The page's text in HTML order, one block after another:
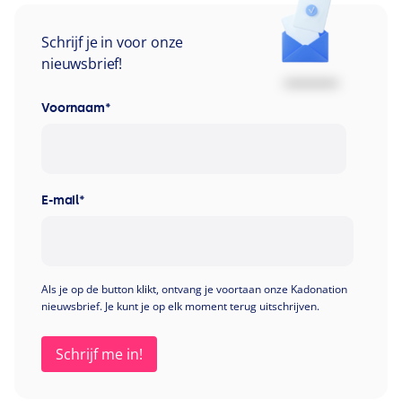
Schrijf je in voor onze
nieuwsbrief!
Voornaam*
E-mail*
Als je op de button klikt, ontvang je voortaan onze Kadonation
nieuwsbrief. Je kunt je op elk moment terug uitschrijven.